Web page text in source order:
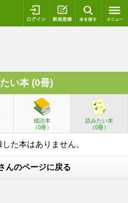
ログイン 新規登録
い本 (0冊)
積読本
（0冊）
読みたい本
（0冊）
た本はありません。
んのページに戻る